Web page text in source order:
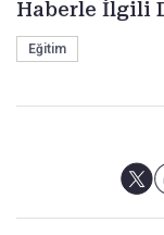
Haberle İlgili
Eğitim